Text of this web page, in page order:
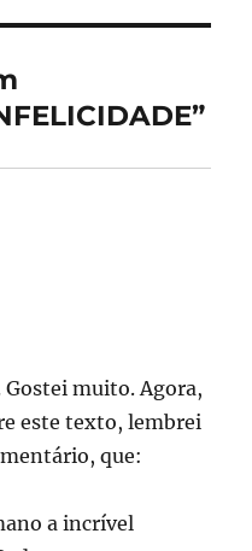
muito. Agora,
este texto, lembrei
que:
a incrível